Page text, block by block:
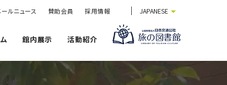
ールニュース 賛助会員 採用情報 JAPANESE
館内展示 活動紹介